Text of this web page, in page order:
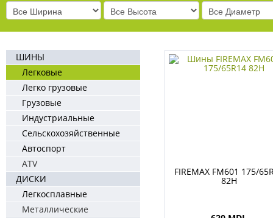
ШИНЫ
Легковые
Легко грузовые
Грузовые
Индустриальные
Сельскохозяйственные
Автоспорт
ATV
ДИСКИ
Легкосплавные
Металлические
FIREMAX FM601 175/
82H